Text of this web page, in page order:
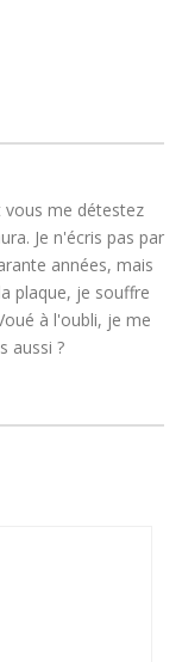
vous me détestez
Je n'écris pas par
années, mais
plaque, je souffre
à l'oubli, je me
aussi ?